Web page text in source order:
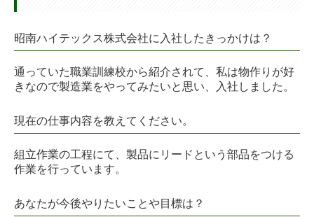
よくある質問
社員インタビュー
健康経営戦略マップ
具体的な取り組み施策
昭南ハイテックス株式会社に入社したきっかけは？
通っていた職業訓練校から紹介されて、私は物作りが好
きなので製造業をやってみたいと思い、入社しました。
現在の仕事内容を教えてください。
組立作業の工程にて、製品にリードという部品をつける
作業を行っています。
あなたが今後やりたいことや目標は？